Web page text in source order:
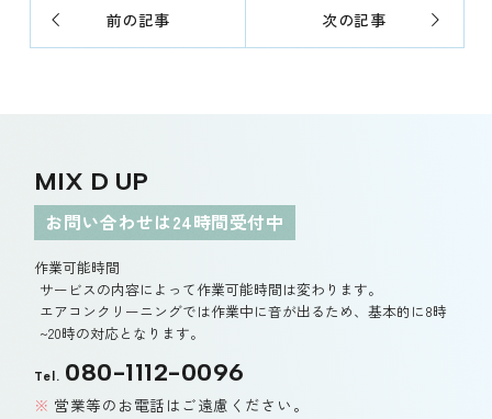
前の記事 次の記事
MIX D UP
お問い合わせは24時間受付中
作業可能時間
サービスの内容によって作業可能時間は変わります。
エアコンクリーニングでは作業中に音が出るため、基本的に8時
~20時の対応となります。
Tel. 080-1112-0096
営業等のお電話はご遠慮ください。